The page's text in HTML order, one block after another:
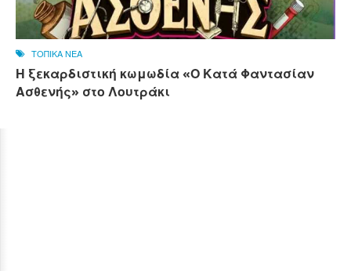
ΤΟΠΙΚΑ ΝΕΑ
Η ξεκαρδιστική κωμωδία «Ο Κατά Φαντασίαν
Ασθενής» στο Λουτράκι